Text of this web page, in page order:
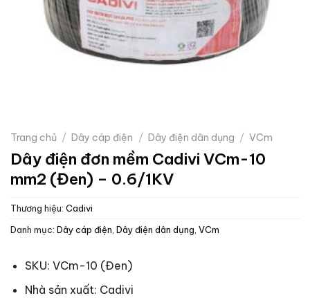
Trang chủ / Dây cáp điện / Dây điện dân dụng / VCm
Dây điện đơn mềm Cadivi VCm-10
mm2 (Đen) – 0.6/1KV
Thương hiệu: Cadivi
Danh mục: Dây cáp điện Dây điện dân dụng VCm
SKU: VCm-10 (Đen)
Nhà sản xuất: Cadivi